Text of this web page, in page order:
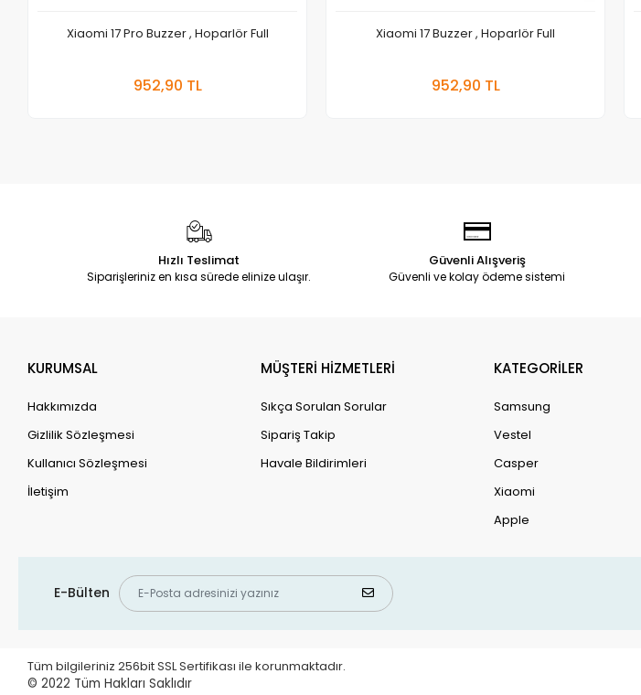
Xiaomi 17 Pro Buzzer , Hoparlör Full
952,90 TL
Xiaomi 17 Buzzer , Hoparlör Full
952,90 TL
Hızlı Teslimat
Siparişleriniz en kısa sürede elinize ulaşır.
Güvenli Alışveriş
Güvenli ve kolay ödeme sistemi
KURUMSAL
Hakkımızda
Gizlilik Sözleşmesi
Kullanıcı Sözleşmesi
İletişim
MÜŞTERİ HİZMETLERİ
Sıkça Sorulan Sorular
Sipariş Takip
Havale Bildirimleri
KATEGORİLER
Samsung
Vestel
Casper
Xiaomi
Apple
E-Bülten
Tüm bilgileriniz 256bit SSL Sertifikası ile korunmaktadır.
© 2022 Tüm Hakları Saklıdır